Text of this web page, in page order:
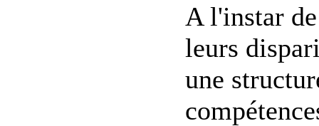
A l'instar
leurs
une